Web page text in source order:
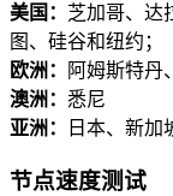
美国： 芝加哥、达
图、硅谷和纽约；
欧洲：
阿姆斯特丹
澳洲： 悉尼
亚洲：
日本、新加
节点速度测试